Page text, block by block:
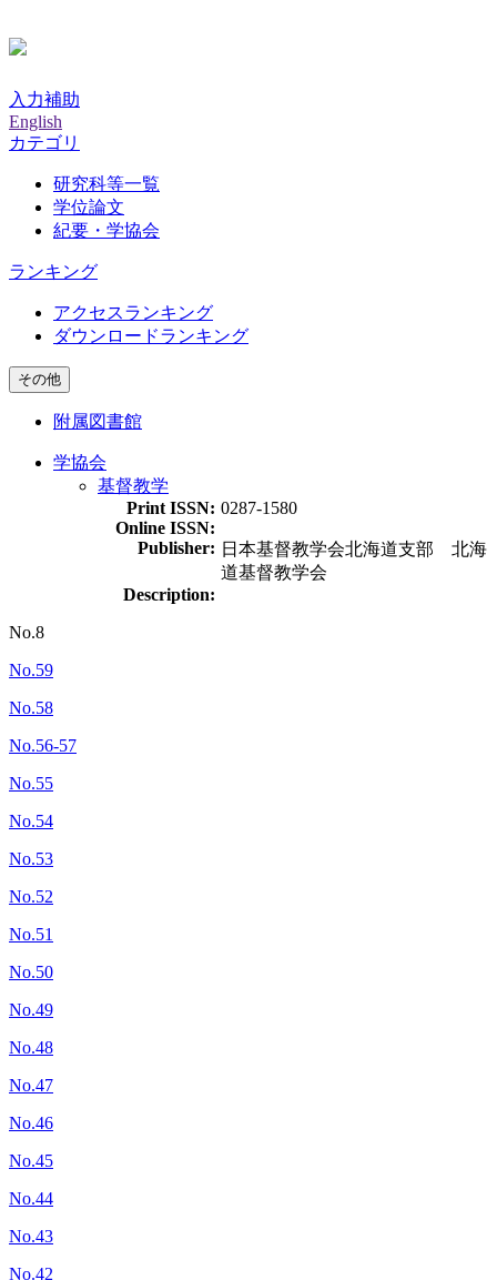
入力補助
English
カテゴリ
研究科等一覧
学位論文
紀要・学協会
ランキング
アクセスランキング
ダウンロードランキング
その他
附属図書館
学協会
基督教学
Print ISSN: 0287-1580
Online ISSN:
Publisher: 日本基督教学会北海道支部 北海
道基督教学会
Description:
No.8
No.59
No.58
No.56-57
No.55
No.54
No.53
No.52
No.51
No.50
No.49
No.48
No.47
No.46
No.45
No.44
No.43
No.42